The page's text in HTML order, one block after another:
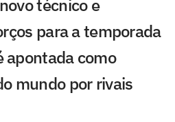
técnico e
para a temporada
apontada como
mundo por rivais